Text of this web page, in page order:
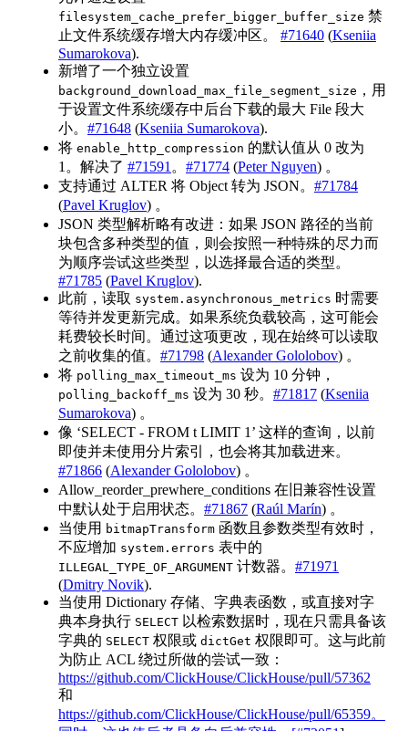
filesystem_cache_prefer_bigger_buffer_size 禁
止文件系统缓存增大内存缓冲区。 #71640 (Kseniia
Sumarokova).
新增了一个独立设置
background_download_max_file_segment_size ，用
于设置文件系统缓存中后台下载的最大 File 段大
小。 #71648 (Kseniia Sumarokova).
将 enable_http_compression 的默认值从 0 改为
1。解决了 #71591 。 #71774 (Peter Nguyen) 。
支持通过 ALTER 将 Object 转为 JSON。 #71784
(Pavel Kruglov) 。
JSON 类型解析略有改进：如果 JSON 路径的当前
块包含多种类型的值，则会按照一种特殊的尽力而
为顺序尝试这些类型，以选择最合适的类型。
#71785 (Pavel Kruglov).
此前，读取 system.asynchronous_metrics 时需要
等待并发更新完成。如果系统负载较高，这可能会
耗费较长时间。通过这项更改，现在始终可以读取
之前收集的值。 #71798 (Alexander Gololobov) 。
将 polling_max_timeout_ms 设为 10 分钟，
polling_backoff_ms 设为 30 秒。 #71817 (Kseniia
Sumarokova) 。
像 ‘SELECT - FROM t LIMIT 1’ 这样的查询，以前
即使并未使用分片索引，也会将其加载进来。
#71866 (Alexander Gololobov) 。
Allow_reorder_prewhere_conditions 在旧兼容性设置
中默认处于启用状态。 #71867 (Raúl Marín) 。
当使用 bitmapTransform 函数且参数类型有效时，
不应增加 system.errors 表中的
ILLEGAL_TYPE_OF_ARGUMENT 计数器。 #71971
(Dmitry Novik).
当使用 Dictionary 存储、字典表函数，或直接对字
典本身执行 SELECT 以检索数据时，现在只需具备该
字典的 SELECT 权限或 dictGet 权限即可。这与此前
为防止 ACL 绕过所做的尝试一致：
https://github.com/ClickHouse/ClickHouse/pull/57362
和
https://github.com/ClickHouse/ClickHouse/pull/65359。